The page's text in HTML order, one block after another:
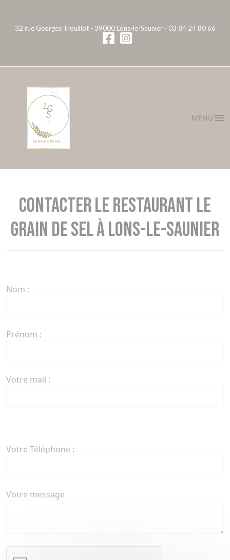
32 rue Georges Trouillot - 39000 Lons-le-Saunier - 03 84 24 80 66
MENU
Contacter le restaurant Le
Grain de Sel à Lons-le-Saunier
Nom :
Prénom :
Votre mail :
Votre Téléphone :
Votre message